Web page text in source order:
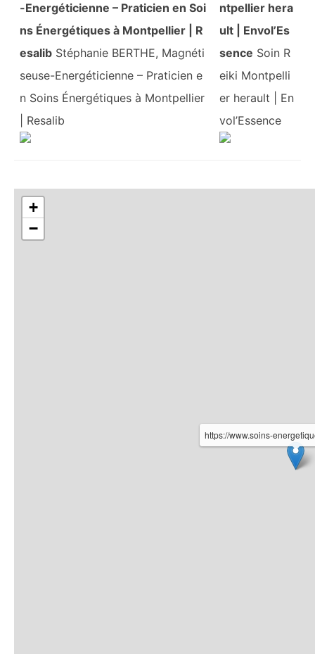
-Energéticienne – Praticien en Soi
ns Énergétiques à Montpellier | R
esalib Stéphanie BERTHE, Magnéti
seuse-Energéticienne – Praticien e
n Soins Énergétiques à Montpellier
| Resalib
ntpellier hera
ult | Envol’Es
sence Soin R
eiki Montpelli
er herault | En
vol’Essence
https://www.soins-
+
−